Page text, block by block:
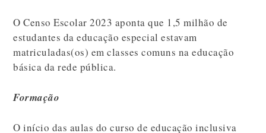
O Censo Escolar 2023 aponta que 1,5 milhão de
estudantes da educação especial estavam
matriculadas(os) em classes comuns na educação
básica da rede pública.
Formação
O início das aulas do curso de educação inclusiva